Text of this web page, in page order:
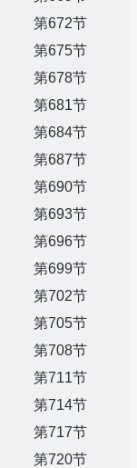
第672节
第675节
第678节
第681节
第684节
第687节
第690节
第693节
第696节
第699节
第702节
第705节
第708节
第711节
第714节
第717节
第720节